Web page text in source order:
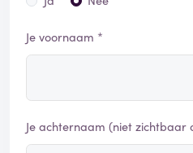
Je voornaam *
Je achternaam (niet zichtbaar